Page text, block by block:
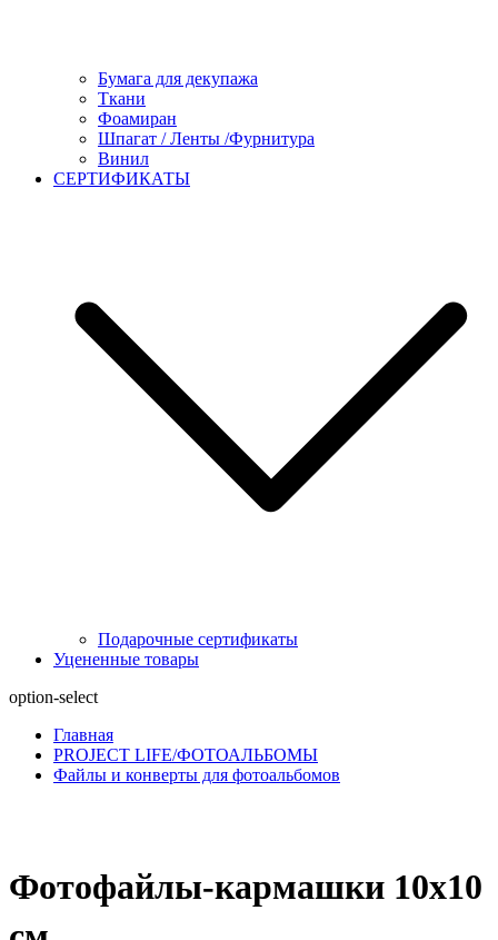
Бумага для декупажа
Ткани
Фоамиран
Шпагат / Ленты /Фурнитура
Винил
СЕРТИФИКАТЫ
Подарочные сертификаты
Уцененные товары
option-select
Главная
PROJECT LIFE/ФОТОАЛЬБОМЫ
Файлы и конверты для фотоальбомов
Фотофайлы-кармашки 10x10